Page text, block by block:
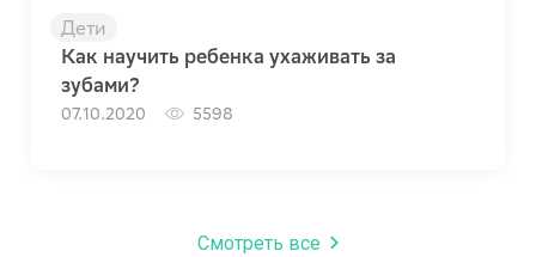
Дети
Как научить ребенка ухаживать за
зубами?
07.10.2020 5598
Смотреть все